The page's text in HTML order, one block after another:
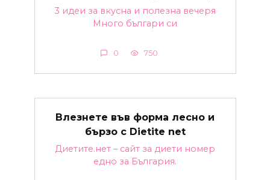
3 идеи за вкусна и полезна вечеря
Много българи си
0 750
Влезнете във форма лесно и
бързо с Dietite net
Диетите.нет – сайт за диети номер
едно за България.